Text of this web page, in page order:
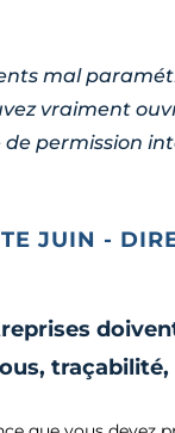
mal
vraiment
de permission
JUIN -